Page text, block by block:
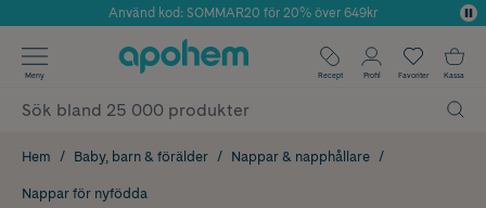
Årets Butik 2025 inom Skönhet
Använd kod: SOMMAR20 för 20% över 649kr
✓ Fri frakt
✓ Poäng på alla köp*
Meny Recept Profil Favoriter Kassa
Hem Baby, barn & förälder Nappar & napphållare
Nappar för nyfödda